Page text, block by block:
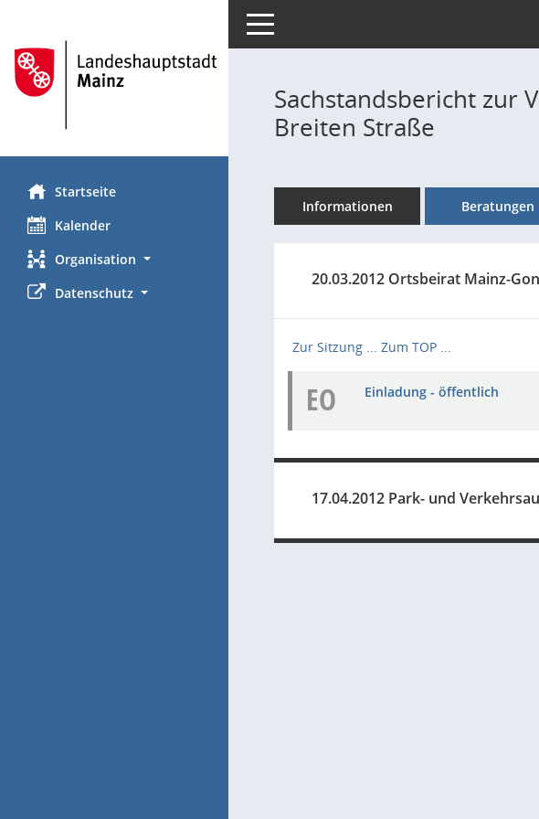
Startseite
Kalender
Organisation
Datenschutz
Toggle navigation
Sachstandsbericht zur
Breiten Straße
Informationen Beratungen
20.03.2012 Ortsbeirat Mainz-
Zur Sitzung ... Zum TOP ...
EO Einladung - öffentlich
17.04.2012 Park- und